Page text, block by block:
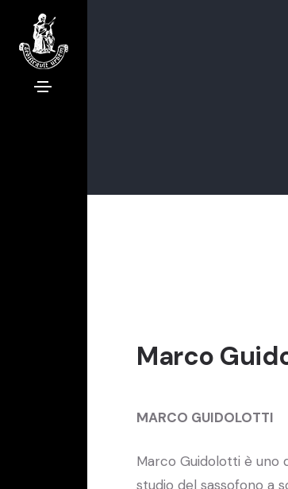
Marco
MARCO GUIDOLOTTI
Marco Guidolotti è uno
studio del sassofono a